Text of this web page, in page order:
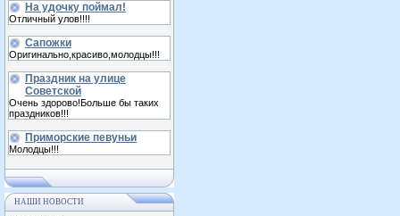
На удочку поймал!
Отличный улов!!!!
Сапожки
Оригинально,красиво,молодцы!!!
Праздник на улице
Советской
Очень здорово!Больше бы таких
праздников!!!
Приморские певуньи
Молодцы!!!
НАШИ НОВОСТИ